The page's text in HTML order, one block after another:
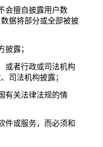
会擅自披露用户数
据将部分或全部被披
披露；
或者行政或司法机构
司法机构披露；
有关法律法规的情
件或服务，而必须和